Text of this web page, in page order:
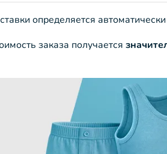
определяется
заказа получается